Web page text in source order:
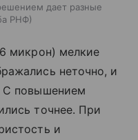
дает разные
РНФ
микрон) мелкие
неточно, и
С повышением
точнее. При
и